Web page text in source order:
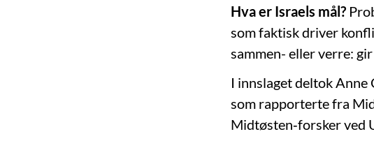
Hva er Israels mål?
som faktisk driver
sammen- eller verre:
I innslaget deltok
som rapporterte fra
Midtøsten‑forsker ved